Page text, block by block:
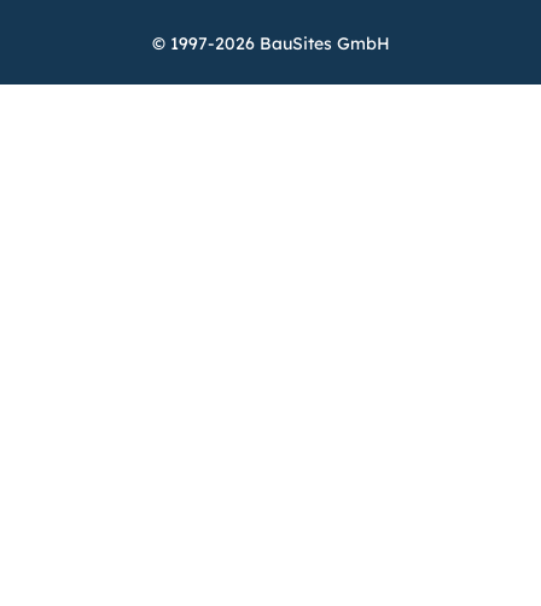
© 1997-2026 BauSites GmbH